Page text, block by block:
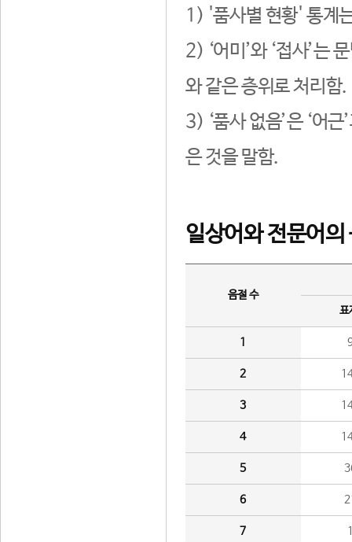
1) '품사별 현황' 통계
2) ‘어미’와 ‘접사’는
와 같은 층위로 처리함.
3) ‘품사 없음’은 ‘어
은 것을 말함.
일상어와 전문어의
음절 수
표
1
2
3
4
5
6
7